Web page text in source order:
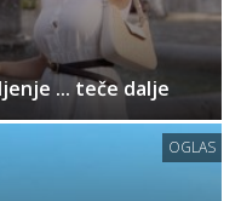
... teče dalje
OGLAS